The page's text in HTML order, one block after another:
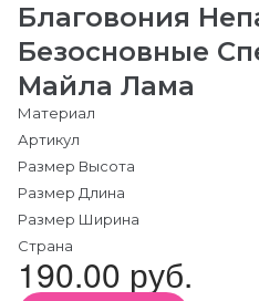
Благовония
Безосновные
Майла Лама
Материал
Артикул
Размер Высота
Размер Длина
Размер Ширина
Страна
190.00 руб.